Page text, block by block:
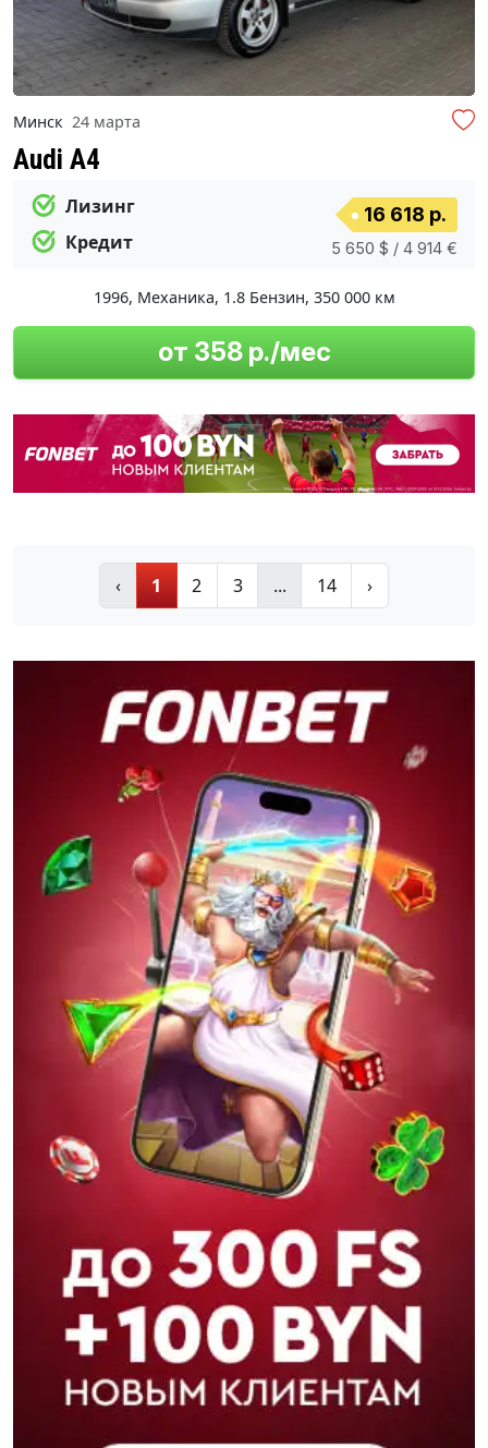
Минск 24 марта
Audi A4
Лизинг
Кредит
16 618 р.
5 650 $ / 4 914 €
1996, Механика, 1.8 Бензин, 350 000 км
от 358 р./мес
‹ 1 2 3 ... 14 ›